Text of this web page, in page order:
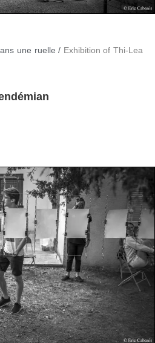
une ruelle / Exhibition of Thi-Lea